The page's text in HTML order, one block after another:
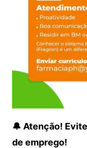
🔔 Atenção!
de emprego!